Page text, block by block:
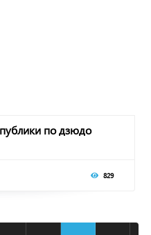
по дзюдо
829